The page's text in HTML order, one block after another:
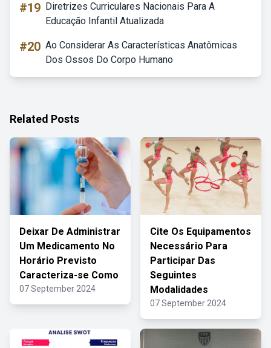
#19 Diretrizes Curriculares Nacionais Para A
Educação Infantil Atualizada
#20 Ao Considerar As Características Anatômicas
Dos Ossos Do Corpo Humano
Related Posts
Deixar De Administrar
Um Medicamento No
Horário Previsto
Caracteriza-se Como
07 September 2024
Cite Os Equipamentos
Necessário Para
Participar Das
Seguintes
Modalidades
07 September 2024